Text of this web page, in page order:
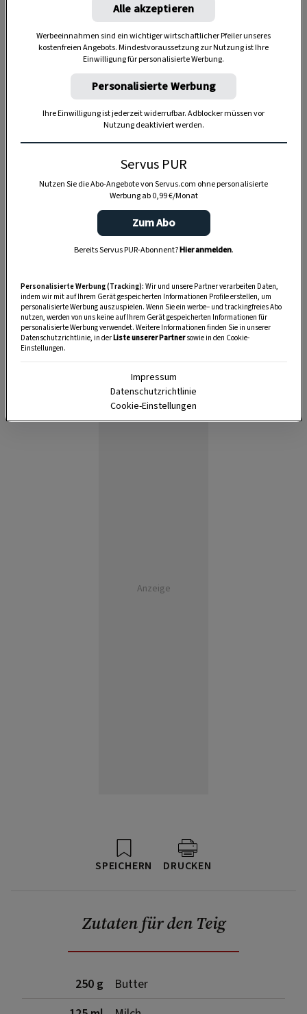
Akzeptiere bitte die Drittanbieter-Cookies, um diesen Inhalt
zu sehen.
COOKIE-EINSTELLUNGEN
2 Blech(e)
2 Stunden
Anzeige
SPEICHERN DRUCKEN
Zutaten für den Teig
250 g
Butter
Alle akzeptieren
Werbeeinnahmen sind ein wichtiger wirtschaftlicher Pfeiler unseres
kostenfreien Angebots. Mindestvoraussetzung zur Nutzung ist Ihre
Einwilligung für personalisierte Werbung.
Personalisierte Werbung
Ihre Einwilligung ist jederzeit widerrufbar. Adblocker müssen vor
Nutzung deaktiviert werden.
Servus PUR
Nutzen Sie die Abo-Angebote von Servus.com ohne personalisierte
Werbung ab 0,99 €/Monat
Zum Abo
Bereits Servus PUR-Abonnent?Hier anmelden.
Personalisierte Werbung (Tracking): Wir und unsere Partner verarbeiten Daten,
indem wir mit auf Ihrem Gerät gespeicherten Informationen Profile erstellen, um
personalisierte Werbung auszuspielen. Wenn Sie ein werbe– und trackingfreies Abo
nutzen, werden von uns keine auf Ihrem Gerät gespeicherten Informationen für
personalisierte Werbung verwendet. Weitere Informationen finden Sie in unserer
Datenschutzrichtlinie, in derListe unserer Partnersowie in den Cookie-
Einstellungen.
Impressum
Datenschutzrichtlinie
Cookie-Einstellungen